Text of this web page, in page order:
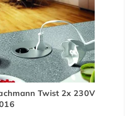
Twist 2x 230V